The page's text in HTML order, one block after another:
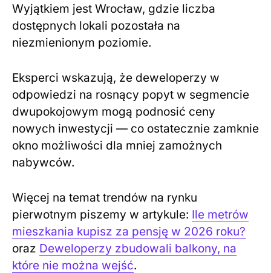
Wyjątkiem jest Wrocław, gdzie liczba
dostępnych lokali pozostała na
niezmienionym poziomie.
Eksperci wskazują, że deweloperzy w
odpowiedzi na rosnący popyt w segmencie
dwupokojowym mogą podnosić ceny
nowych inwestycji — co ostatecznie zamknie
okno możliwości dla mniej zamożnych
nabywców.
Więcej na temat trendów na rynku
pierwotnym piszemy w artykule: Ile metrów
mieszkania kupisz za pensję w 2026 roku?
oraz Deweloperzy zbudowali balkony, na
które nie można wejść.